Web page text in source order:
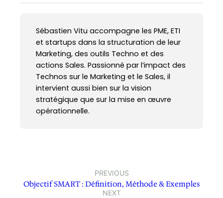
Sébastien Vitu accompagne les PME, ETI
et startups dans la structuration de leur
Marketing, des outils Techno et des
actions Sales. Passionné par l’impact des
Technos sur le Marketing et le Sales, il
intervient aussi bien sur la vision
stratégique que sur la mise en œuvre
opérationnelle.
PREVIOUS
Objectif SMART : Définition, Méthode & Exemples
NEXT